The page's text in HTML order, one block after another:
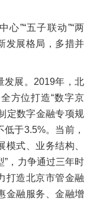
”“五子联动”“两
发展格局，多措并
展。2019年，北
方位打造“数字京
定数字金融专项规
于3.5%。当前，
式、业务结构、
”，力争通过三年时
打造北京市管金融
金融服务、金融增